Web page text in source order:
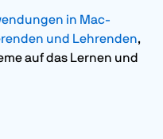
in Mac-
und Lehrenden,
auf das Lernen und